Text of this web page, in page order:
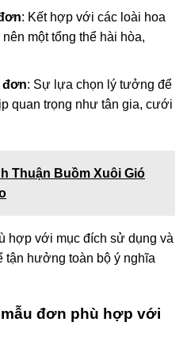
: Kết hợp với các loài hoa
một tổng thể hài hòa,
đơn: Sự lựa chọn lý tưởng để
quan trọng như tân gia, cưới
Thuận Buồm Xuôi Gió
hợp với mục đích sử dụng và
tận hưởng toàn bộ ý nghĩa
đơn phù hợp với